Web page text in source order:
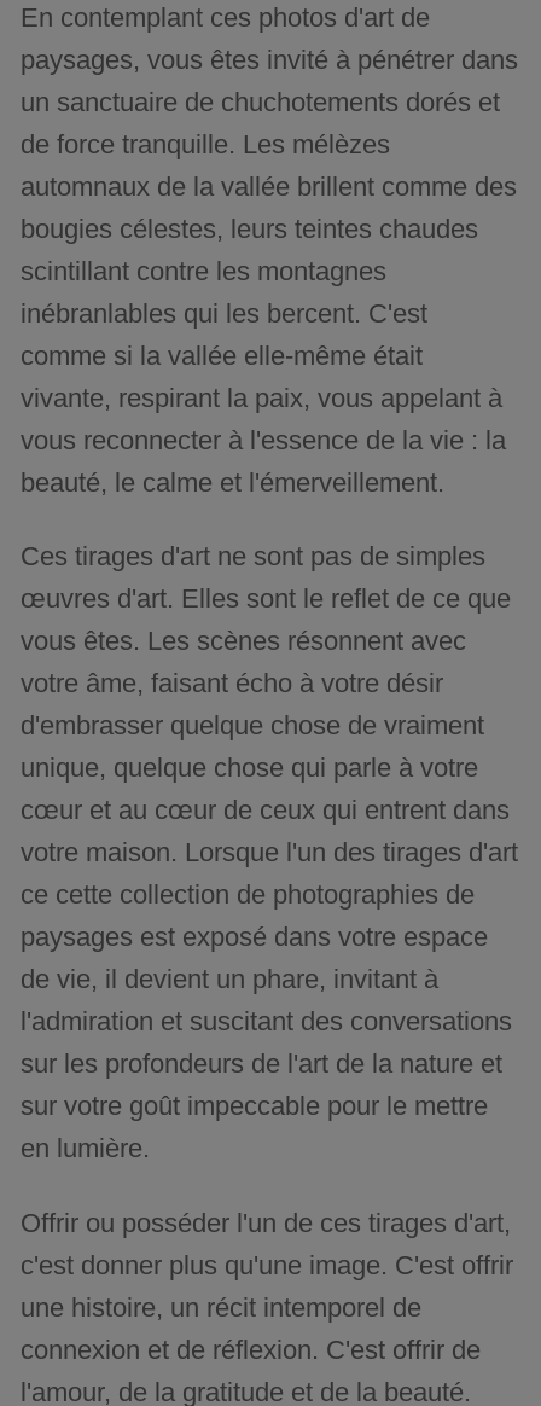
En contemplant ces photos d'art de
paysages, vous êtes invité à pénétrer dans
un sanctuaire de chuchotements dorés et
de force tranquille. Les mélèzes
automnaux de la vallée brillent comme des
bougies célestes, leurs teintes chaudes
scintillant contre les montagnes
inébranlables qui les bercent. C'est
comme si la vallée elle-même était
vivante, respirant la paix, vous appelant à
vous reconnecter à l'essence de la vie : la
beauté, le calme et l'émerveillement.
Ces tirages d'art ne sont pas de simples
œuvres d'art. Elles sont le reflet de ce que
vous êtes. Les scènes résonnent avec
votre âme, faisant écho à votre désir
d'embrasser quelque chose de vraiment
unique, quelque chose qui parle à votre
cœur et au cœur de ceux qui entrent dans
votre maison. Lorsque l'un des tirages d'art
ce cette collection de photographies de
paysages est exposé dans votre espace
de vie, il devient un phare, invitant à
l'admiration et suscitant des conversations
sur les profondeurs de l'art de la nature et
sur votre goût impeccable pour le mettre
en lumière.
Offrir ou posséder l'un de ces tirages d'art,
c'est donner plus qu'une image. C'est offrir
une histoire, un récit intemporel de
connexion et de réflexion. C'est offrir de
l'amour, de la gratitude et de la beauté.